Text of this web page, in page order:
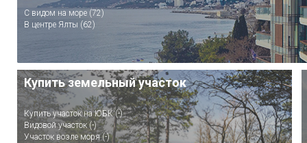
С видом на море (72)
В центре Ялты (62)
Купить земельный участок
Купить участок на ЮБК (-)
Видовой участок (-)
Участок возле моря (-)